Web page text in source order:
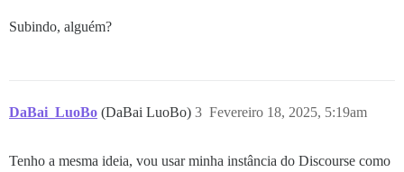
Subindo, alguém?
DaBai_LuoBo (DaBai LuoBo) Fevereiro 18, 2025, 5:19am
3
Tenho a mesma ideia, vou usar minha instância do Discourse como